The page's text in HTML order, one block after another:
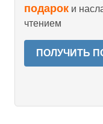
подарок и
чтением
ПОЛУЧИТЬ